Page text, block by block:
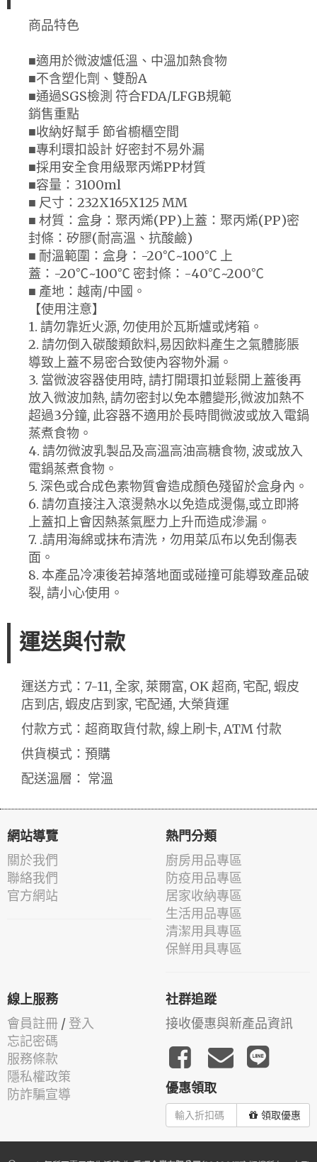
商品特色
■適用於微波爐低溫、中溫加熱食物
■不含塑化劑、雙酚A
■通過SGS檢測 符合FDA/LFGB規範
銷售重點
■收納好幫手 節省櫥櫃空間
■專利環扣設計 好密封不易外漏
■採用安全食用級聚丙烯PP材質
■容量：3100ml
■ 尺寸：232X165X125 MM
■ 材質：盒身：聚丙烯(PP)上蓋：聚丙烯(PP)密
封條：矽膠(耐高溫、抗酸鹼)
■ 耐溫範圍：盒身：-20℃~100℃ 上
蓋：-20℃~100℃ 密封條：-40℃~200℃
■ 產地：越南/中國。
【使用注意】
1. 請勿靠近火源, 勿使用於瓦斯爐或烤箱。
2. 請勿倒入碳酸類飲料,易因飲料產生之氣體膨脹
導致上蓋不易密合致使內容物外漏。
3. 當微波容器使用時, 請打開環扣並鬆開上蓋後再
放入微波加熱, 請勿密封以免本體變形,微波加熱不
超過3分鐘, 此容器不適用於長時間微波或放入電鍋
蒸煮食物。
4. 請勿微波乳製品及高溫高油高糖食物, 波或放入
電鍋蒸煮食物。
5. 深色或合成色素物質會造成顏色殘留於盒身內。
6. 請勿直接注入滾燙熱水以免造成燙傷,或立即將
上蓋扣上會因熱蒸氣壓力上升而造成滲漏。
7. .請用海綿或抹布清洗，勿用菜瓜布以免刮傷表
面。
8. 本產品冷凍後若掉落地面或碰撞可能導致產品破
裂, 請小心使用。
運送與付款
運送方式：7-11, 全家, 萊爾富, OK 超商, 宅配, 蝦皮
店到店, 蝦皮店到家, 宅配通, 大榮貨運
付款方式：超商取貨付款, 線上刷卡, ATM 付款
供貨模式：預購
配送溫層： 常溫
網站導覽
關於我們
聯絡我們
官方網站
熱門分類
廚房用品專區
防疫用品專區
居家收納專區
生活用品專區
清潔用具專區
保鮮用具專區
線上服務
會員註冊 / 登入
忘記密碼
服務條款
隱私權政策
防詐騙宣導
社群追蹤
接收優惠與新產品資訊
優惠領取
領取優惠